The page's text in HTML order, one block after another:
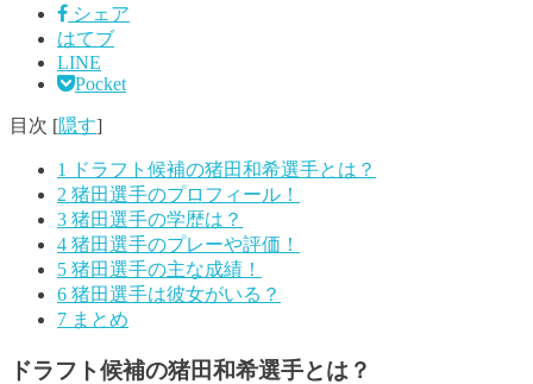
シェア
はてブ
LINE
Pocket
目次 [隠す]
1
ドラフト候補の猪田和希選手とは？
2 猪田選手のプロフィール！
3 猪田選手の学歴は？
4 猪田選手のプレーや評価！
5 猪田選手の主な成績！
6 猪田選手は彼女がいる？
7 まとめ
ドラフト候補の猪田和希選手とは？